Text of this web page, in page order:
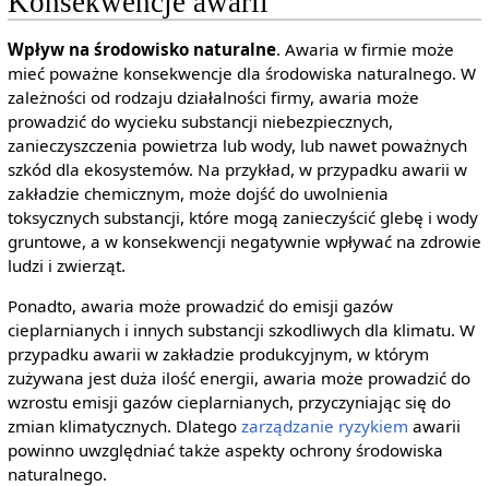
Wpływ na środowisko naturalne. Awaria w firmie może
mieć poważne konsekwencje dla środowiska naturalnego. W
zależności od rodzaju działalności firmy, awaria może
prowadzić do wycieku substancji niebezpiecznych,
zanieczyszczenia powietrza lub wody, lub nawet poważnych
szkód dla ekosystemów. Na przykład, w przypadku awarii w
zakładzie chemicznym, może dojść do uwolnienia
toksycznych substancji, które mogą zanieczyścić glebę i wody
gruntowe, a w konsekwencji negatywnie wpływać na zdrowie
ludzi i zwierząt.
Ponadto, awaria może prowadzić do emisji gazów
cieplarnianych i innych substancji szkodliwych dla klimatu. W
przypadku awarii w zakładzie produkcyjnym, w którym
zużywana jest duża ilość energii, awaria może prowadzić do
wzrostu emisji gazów cieplarnianych, przyczyniając się do
zmian klimatycznych. Dlatego zarządzanie ryzykiem awarii
powinno uwzględniać także aspekty ochrony środowiska
naturalnego.